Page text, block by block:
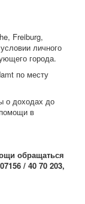
Freiburg,
личного
города.
по месту
о доходах до
в
обращаться
07156 / 40 70 203,